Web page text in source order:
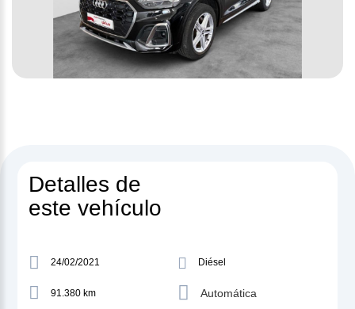
Detalles de
este vehículo
24/02/2021 Diésel
91.380 km Automática